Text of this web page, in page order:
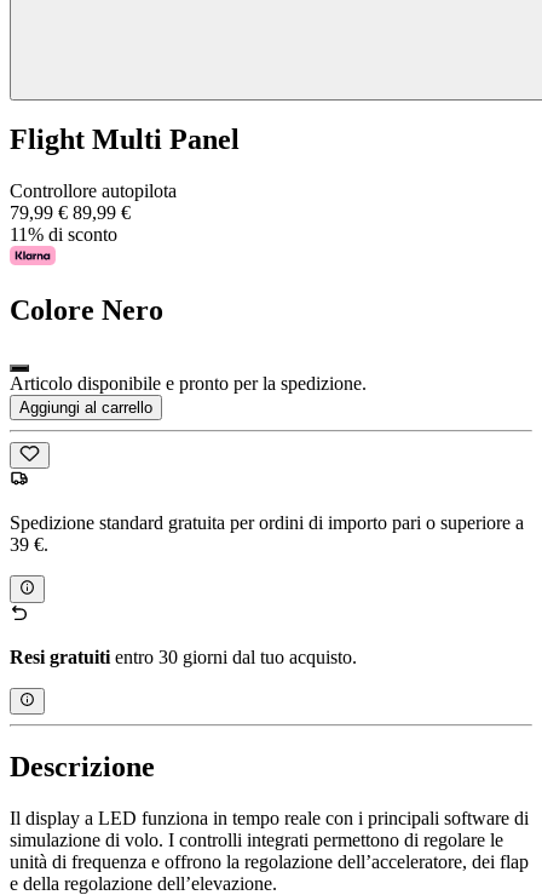
Flight Multi Panel
Controllore autopilota
79,99 € 89,99 €
11% di sconto
Colore Nero
Articolo disponibile e pronto per la spedizione.
Aggiungi al carrello
Spedizione standard gratuita per ordini di importo pari o superiore a
39 €.
Resi gratuiti entro 30 giorni dal tuo acquisto.
Descrizione
Il display a LED funziona in tempo reale con i principali software di
simulazione di volo. I controlli integrati permettono di regolare le
unità di frequenza e offrono la regolazione dell’acceleratore, dei flap
e della regolazione dell’elevazione.